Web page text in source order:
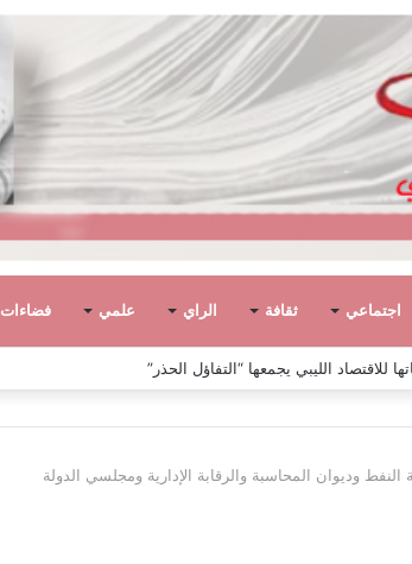
اجتماعي ثقافة الراي علمي فضاءات
والانقلاب (1951 – 1969)
وديوان المحاسبة والرقابة الإدارية ومجلسي الدولة